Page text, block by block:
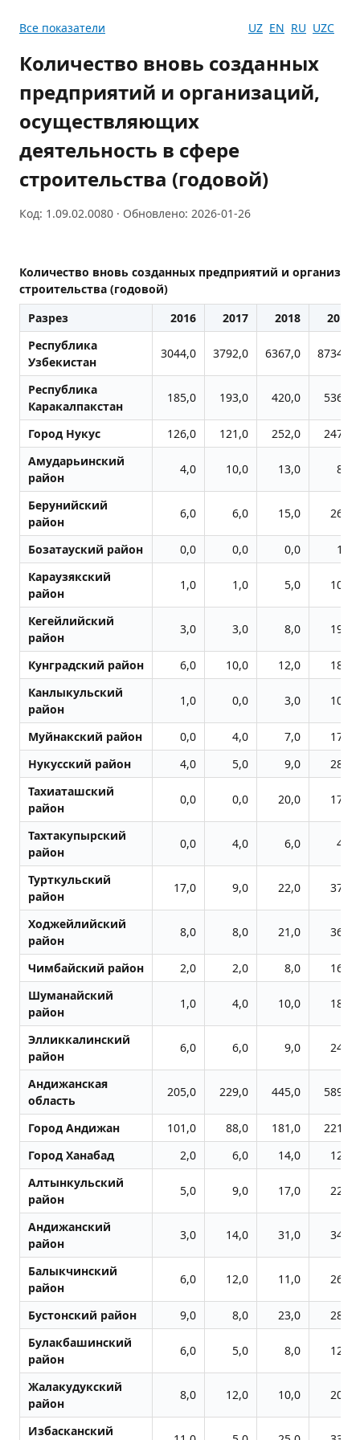
Все показатели UZ EN RU UZC
Количество вновь созданных
предприятий и организаций,
осуществляющих
деятельность в сфере
строительства (годовой)
Код: 1.09.02.0080 · Обновлено: 2026-01-26
Количество вновь созданных предприятий и
строительства (годовой)
Разрез
2016 2017 2018
2019
Республика
Узбекистан
3044,0 3792,0 6367,0 8734,0
Республика
Каракалпакстан
185,0 193,0 420,0 536,0
Город Нукус 126,0 121,0 252,0
247,0
Амударьинский
район
4,0 10,0 13,0 8,0
Берунийский
район
6,0 6,0 15,0 26,0
Бозатауский район 0,0 0,0 0,0
1,0
Караузякский
район
1,0 1,0 5,0 10,0
Кегейлийский
район
3,0 3,0 8,0 19,0
Кунградский район 6,0 10,0 12,0
18,0
Канлыкульский
район
1,0 0,0 3,0 10,0
Муйнакский район 0,0 4,0 7,0
17,0
Нукусский район
4,0 5,0 9,0
28,0
Тахиаташский
район
0,0 0,0 20,0 17,0
Тахтакупырский
район
0,0 4,0 6,0 4,0
Турткульский
район
17,0 9,0 22,0 37,0
Ходжейлийский
район
8,0 8,0 21,0 36,0
Чимбайский район 2,0 2,0 8,0
16,0
Шуманайский
район
1,0 4,0 10,0 18,0
Элликкалинский
район
6,0 6,0 9,0 24,0
Андижанская
область
205,0 229,0 445,0 589,0
Город Андижан 101,0 88,0 181,0
221,0
Город Ханабад
2,0 6,0 14,0
12,0
Алтынкульский
район
5,0 9,0 17,0 22,0
Андижанский
район
3,0 14,0 31,0 34,0
Балыкчинский
район
6,0 12,0 11,0 26,0
Бустонский район 9,0 8,0 23,0
28,0
Булакбашинский
район
6,0 5,0 8,0 12,0
Жалакудукский
район
8,0 12,0 10,0 20,0
Избасканский